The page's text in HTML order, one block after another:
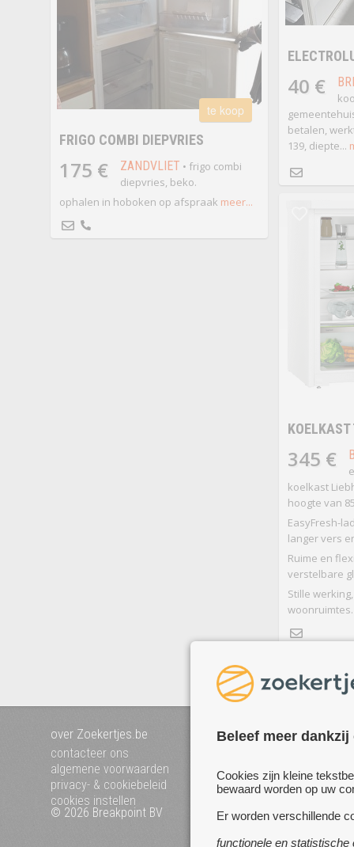
Beleef meer
Cookies zijn kleine
bewaard worden op uw
Er worden verschillende
functionele en statistische
40 €
betalen,
139, diepte...
te koop
FRIGO COMBI DIEPVRIES
175 € ZANDVLIET • frigo combi
diepvries, beko.
ophalen in hoboken op afspraak meer...
345 €
koelkast
hoogte van
EasyFresh-
langer vers
Ruime en
verstelbare
Stille
woonruimtes.
over Zoekertjes.be
contacteer ons
algemene voorwaarden
privacy- & cookiebeleid
cookies instellen
voeg uw zoekertje toe
© 2026 Breakpoint BV
Bezoek ook eens onze